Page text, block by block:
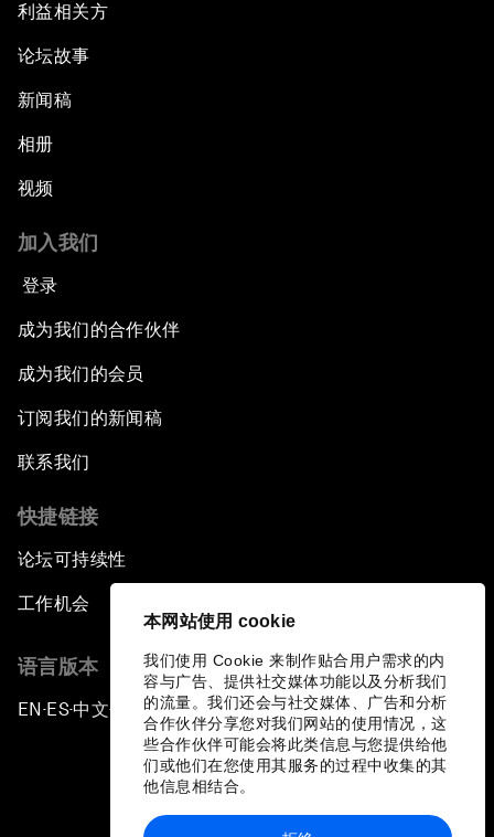
本网站使用 cookie
我们使用 Cookie 来制作贴合用户需求的内
容与广告、提供社交媒体功能以及分析我们
的流量。我们还会与社交媒体、广告和分析
合作伙伴分享您对我们网站的使用情况，这
些合作伙伴可能会将此类信息与您提供给他
们或他们在您使用其服务的过程中收集的其
他信息相结合。
利益相关方
论坛故事
新闻稿
相册
视频
加入我们
登录
成为我们的合作伙伴
成为我们的会员
订阅我们的新闻稿
联系我们
快捷链接
论坛可持续性
工作机会
语言版本
EN ▪ ES▪中文▪ 日本語